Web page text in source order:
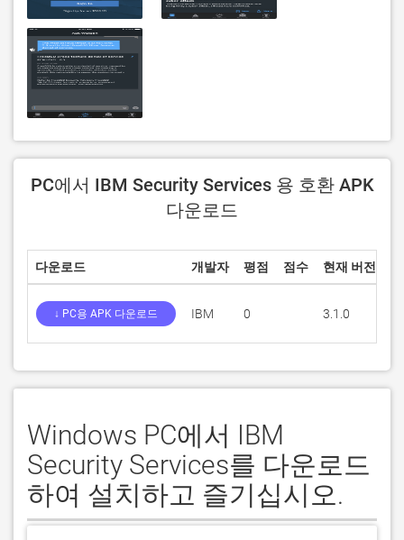
PC에서 IBM Security Services 용 호환 APK
다운로드
다운로드 개발자 평점 점수 현재 버전
↓ PC용 APK 다운로드 IBM 0 3.1.0
Windows PC에서 IBM
Security Services를 다운로드
하여 설치하고 즐기십시오.